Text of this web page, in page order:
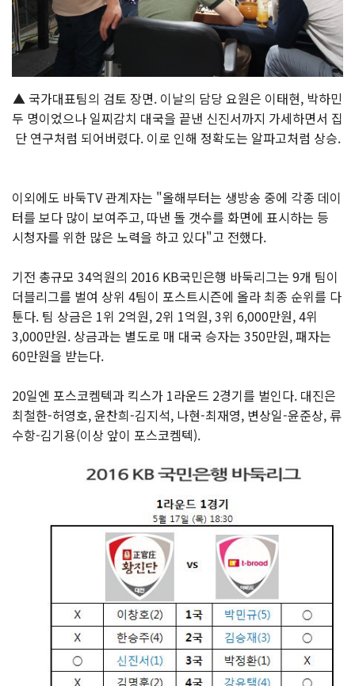
▲ 국가대표팀의 검토 장면. 이날의 담당 요원은 이태현, 박하민
두 명이었으나 일찌감치 대국을 끝낸 신진서까지 가세하면서 집
단 연구처럼 되어버렸다. 이로 인해 정확도는 알파고처럼 상승.
이외에도 바둑TV 관계자는 "올해부터는 생방송 중에 각종 데이
터를 보다 많이 보여주고, 따낸 돌 갯수를 화면에 표시하는 등
시청자를 위한 많은 노력을 하고 있다"고 전했다.
기전 총규모 34억원의 2016 KB국민은행 바둑리그는 9개 팀이
더블리그를 벌여 상위 4팀이 포스트시즌에 올라 최종 순위를 다
툰다. 팀 상금은 1위 2억원, 2위 1억원, 3위 6,000만원, 4위
3,000만원. 상금과는 별도로 매 대국 승자는 350만원, 패자는
60만원을 받는다.
20일엔 포스코켐텍과 킥스가 1라운드 2경기를 벌인다. 대진은
최철한-허영호, 윤찬희-김지석, 나현-최재영, 변상일-윤준상, 류
수항-김기용(이상 앞이 포스코켐텍).